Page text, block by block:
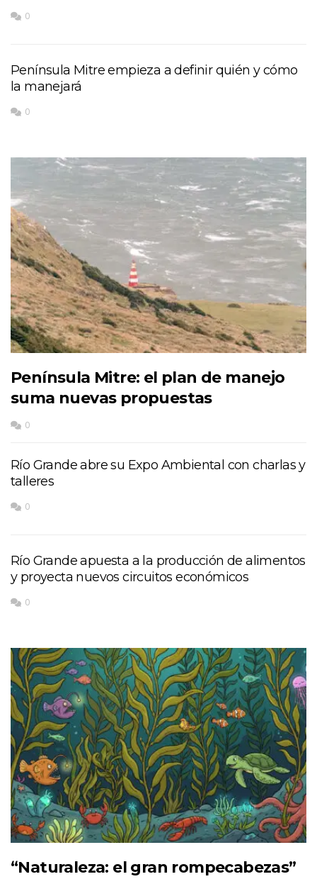
0
Península Mitre empieza a definir quién y cómo
la manejará
0
Península Mitre: el plan de manejo
suma nuevas propuestas
0
Río Grande abre su Expo Ambiental con charlas y
talleres
0
Río Grande apuesta a la producción de alimentos
y proyecta nuevos circuitos económicos
0
“Naturaleza: el gran rompecabezas”